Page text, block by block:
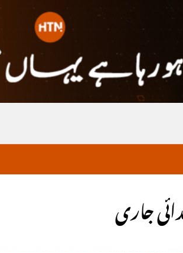
جاری